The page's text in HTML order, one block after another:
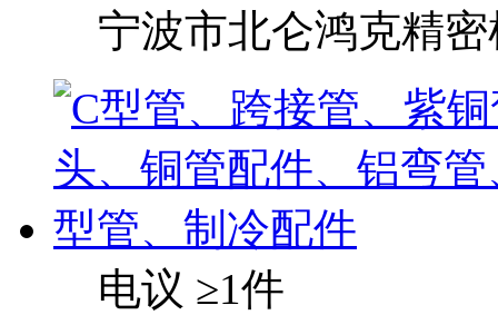
宁波市北仑鸿克精
电议 ≥1件